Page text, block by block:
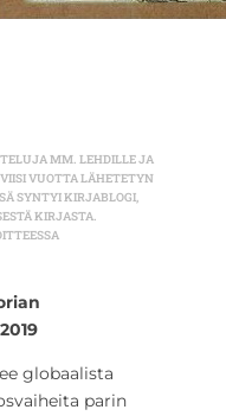
MM. LEHDILLE JA
VUOTTA LÄHETETYN
SYNTYI KIRJABLOGI,
KIRJASTA.
globaalista
parin